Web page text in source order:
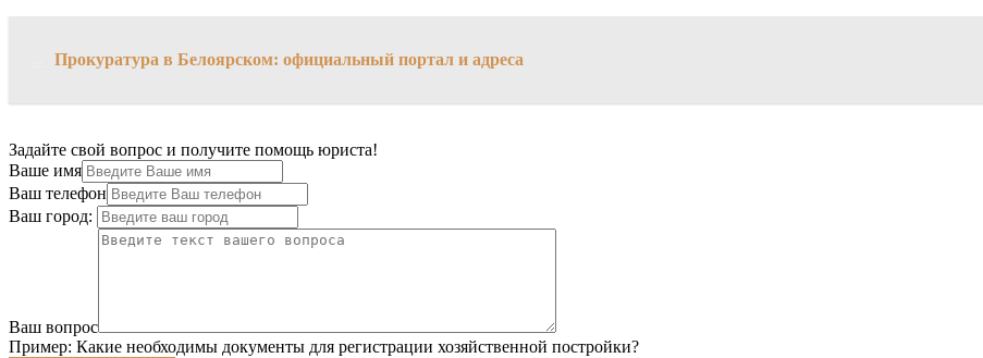
Прокуратура в Белоярском: официальный портал и адреса
Задайте свой вопрос и получите помощь юриста!
Ваше имя
Ваш телефон
Ваш город:
Ваш вопрос
Пример: Какие необходимы документы для регистрации хозяйственной постройки?